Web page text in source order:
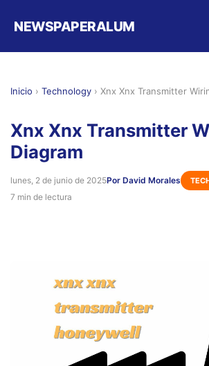
NEWSPAPERALUM
Inicio › Technology › Xnx Xnx Transmitter
Xnx Xnx Transmitter
Diagram
lunes, 2 de junio de 2025Por David Morales
7 min de lectura